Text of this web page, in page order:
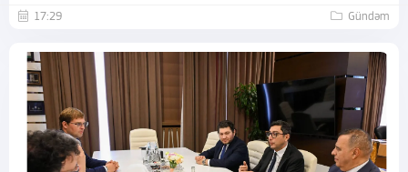
17:29 Gündəm